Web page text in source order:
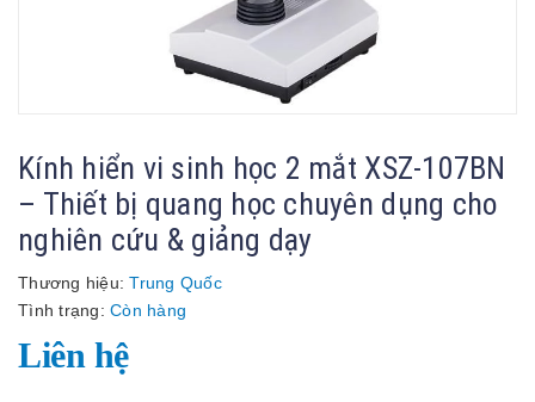
Kính hiển vi sinh học 2 mắt XSZ-107BN
– Thiết bị quang học chuyên dụng cho
nghiên cứu & giảng dạy
Thương hiệu: Trung Quốc
Tình trạng: Còn hàng
Liên hệ